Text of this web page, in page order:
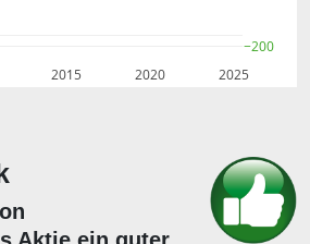
2015 2020 2025
−200